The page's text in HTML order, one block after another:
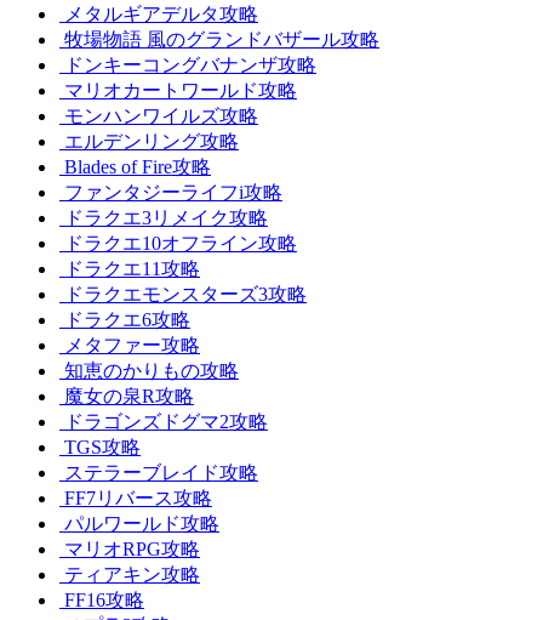
メタルギアデルタ攻略
牧場物語 風のグランドバザール攻略
ドンキーコングバナンザ攻略
マリオカートワールド攻略
モンハンワイルズ攻略
エルデンリング攻略
Blades of Fire攻略
ファンタジーライフi攻略
ドラクエ3リメイク攻略
ドラクエ10オフライン攻略
ドラクエ11攻略
ドラクエモンスターズ3攻略
ドラクエ6攻略
メタファー攻略
知恵のかりもの攻略
魔女の泉R攻略
ドラゴンズドグマ2攻略
TGS攻略
ステラーブレイド攻略
FF7リバース攻略
パルワールド攻略
マリオRPG攻略
ティアキン攻略
FF16攻略